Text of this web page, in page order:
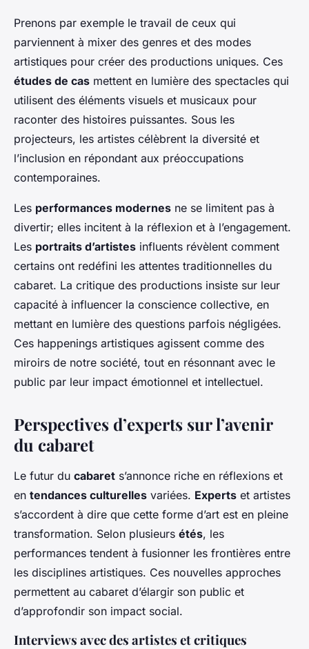
Prenons par exemple le travail de ceux qui
parviennent à mixer des genres et des modes
artistiques pour créer des productions uniques. Ces
études de cas mettent en lumière des spectacles qui
utilisent des éléments visuels et musicaux pour
raconter des histoires puissantes. Sous les
projecteurs, les artistes célèbrent la diversité et
l’inclusion en répondant aux préoccupations
contemporaines.
Les performances modernes ne se limitent pas à
divertir; elles incitent à la réflexion et à l’engagement.
Les portraits d’artistes influents révèlent comment
certains ont redéfini les attentes traditionnelles du
cabaret. La critique des productions insiste sur leur
capacité à influencer la conscience collective, en
mettant en lumière des questions parfois négligées.
Ces happenings artistiques agissent comme des
miroirs de notre société, tout en résonnant avec le
public par leur impact émotionnel et intellectuel.
Perspectives d’experts sur l’avenir
du cabaret
Le futur du cabaret s’annonce riche en réflexions et
en tendances culturelles variées. Experts et artistes
s’accordent à dire que cette forme d’art est en pleine
transformation. Selon plusieurs étés, les
performances tendent à fusionner les frontières entre
les disciplines artistiques. Ces nouvelles approches
permettent au cabaret d’élargir son public et
d’approfondir son impact social.
Interviews avec des artistes et critiques